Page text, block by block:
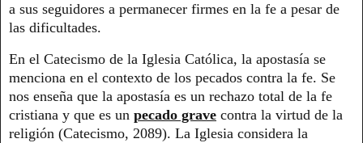
a sus seguidores a permanecer firmes en la fe a pesar de
las dificultades.
En el Catecismo de la Iglesia Católica, la apostasía se
menciona en el contexto de los pecados contra la fe. Se
nos enseña que la apostasía es un rechazo total de la fe
cristiana y que es un pecado grave contra la virtud de la
religión (Catecismo, 2089). La Iglesia considera la